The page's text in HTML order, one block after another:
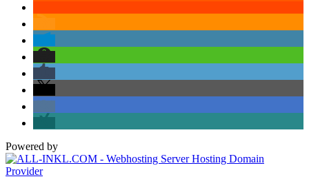
Powered by